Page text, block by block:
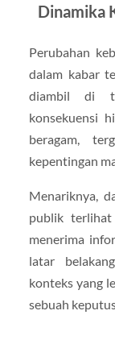
Dinamika
Perubahan
dalam kabar
diambil di
konsekuensi
beragam,
kepentingan
Menariknya,
publik
menerima
latar
konteks yang
sebuah